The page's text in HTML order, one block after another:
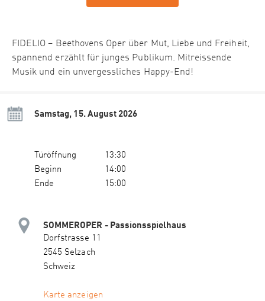
FIDELIO – Beethovens Oper über Mut, Liebe und Freiheit,
spannend erzählt für junges Publikum. Mitreissende
Musik und ein unvergessliches Happy-End!
Samstag, 15. August 2026
Türöffnung
13:30
Beginn
14:00
Ende
15:00
SOMMEROPER - Passionsspielhaus
Dorfstrasse 11
2545 Selzach
Schweiz
Karte anzeigen